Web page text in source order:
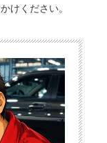
けください。